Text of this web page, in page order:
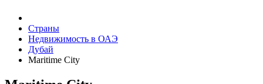
Страны
Недвижимость в ОАЭ
Дубай
Maritime City